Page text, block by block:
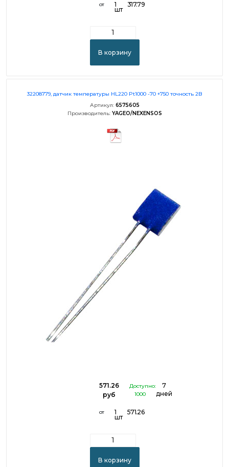
от 1
шт
317.79
В корзину
32208779, датчик температуры HL220 Pt1000 -70 +750 точность 2B
Артикул: 6575605
Производитель: YAGEO/NEXENSOS
571.26
руб
Доступно:
1000
7
дней
от 1
шт
571.26
В корзину